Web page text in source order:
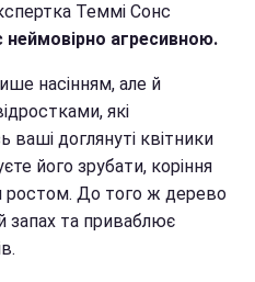
Теммі Сонс
неймовірно агресивною.
насінням, але й
які
доглянуті квітники
його зрубати, коріння
ростом. До того ж дерево
запах та приваблює